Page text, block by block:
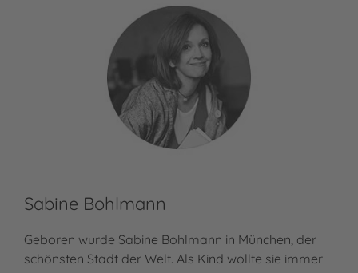
Sabine Bohlmann
Geboren wurde Sabine Bohlmann in München, der
schönsten Stadt der Welt. Als Kind wollte sie immer